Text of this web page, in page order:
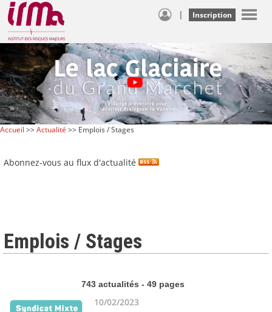
| Inscription
Accueil >>Actualité >> Emplois / Stages
Abonnez-vous au flux d'actualité
Emplois / Stages
743 actualités - 49 pages
10/02/2023